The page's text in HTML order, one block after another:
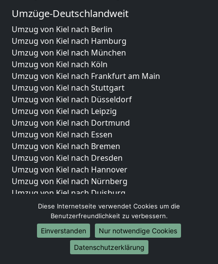
Umzüge-Deutschlandweit
Umzug von Kiel nach Berlin
Umzug von Kiel nach Hamburg
Umzug von Kiel nach München
Umzug von Kiel nach Köln
Umzug von Kiel nach Frankfurt am Main
Umzug von Kiel nach Stuttgart
Umzug von Kiel nach Düsseldorf
Umzug von Kiel nach Leipzig
Umzug von Kiel nach Dortmund
Umzug von Kiel nach Essen
Umzug von Kiel nach Bremen
Umzug von Kiel nach Dresden
Umzug von Kiel nach Hannover
Umzug von Kiel nach Nürnberg
Umzug von Kiel nach Duisburg
Umzug von Kiel nach Bochum
Umzug von Kiel nach Wuppertal
Umzug von Kiel nach Bielefeld
Umzug von Kiel nach Bonn
Umzug von Kiel nach Münster
Diese Internetseite verwendet Cookies um die
Benutzerfreundlichkeit zu verbessern.
Einverstanden
Nur notwendige Cookies
Datenschutzerklärung